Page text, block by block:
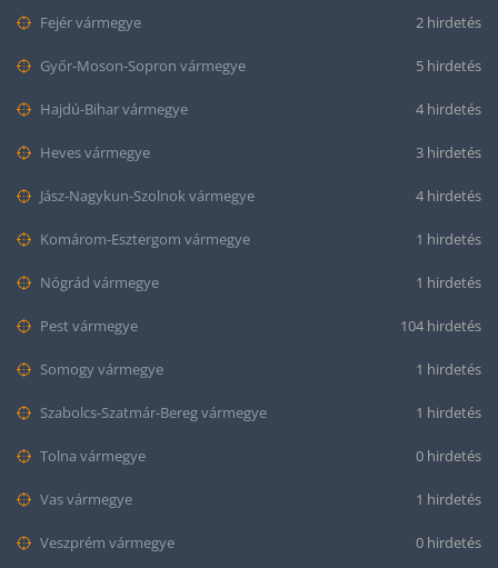
Fejér vármegye 2 hirdetés
Győr-Moson-Sopron vármegye 5 hirdetés
Hajdú-Bihar vármegye 4 hirdetés
Heves vármegye 3 hirdetés
Jász-Nagykun-Szolnok vármegye 4 hirdetés
Komárom-Esztergom vármegye 1 hirdetés
Nógrád vármegye 1 hirdetés
Pest vármegye 104 hirdetés
Somogy vármegye 1 hirdetés
Szabolcs-Szatmár-Bereg vármegye 1 hirdetés
Tolna vármegye 0 hirdetés
Vas vármegye 1 hirdetés
Veszprém vármegye 0 hirdetés